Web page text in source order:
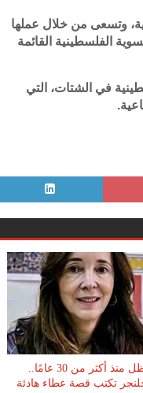
وتسعى من خلال عملها
الفلسطينية القائمة
في الشتات، التي
في الظل منذ أكثر من 30 عامًا..
تكتب قصة عطاء هادئة